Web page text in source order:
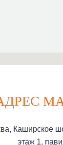
Каширское
этаж 1,